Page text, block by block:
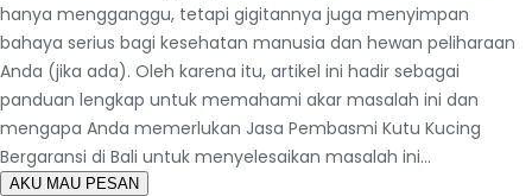
hanya mengganggu, tetapi gigitannya juga menyimpan
bahaya serius bagi kesehatan manusia dan hewan peliharaan
Anda (jika ada). Oleh karena itu, artikel ini hadir sebagai
panduan lengkap untuk memahami akar masalah ini dan
mengapa Anda memerlukan Jasa Pembasmi Kutu Kucing
Bergaransi di Bali untuk menyelesaikan masalah ini…
AKU MAU PESAN